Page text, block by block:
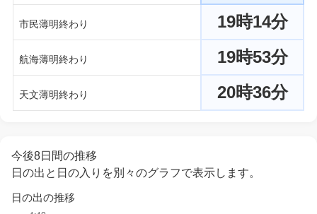
市民薄明終わり 19時14分
航海薄明終わり 19時53分
天文薄明終わり 20時36分
今後8日間の推移
日の出と日の入りを別々のグラフで表示します。
日の出の推移